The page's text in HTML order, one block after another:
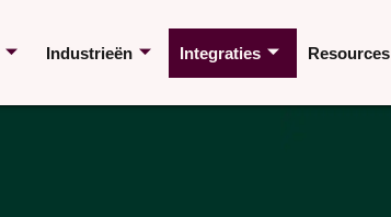
Industrieën Integraties Resources